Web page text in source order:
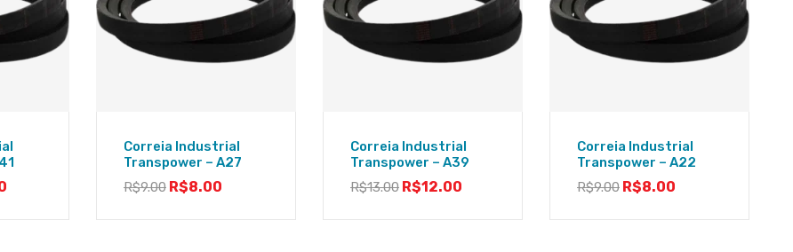
Correia Industrial
Transpower – A27
R$9.00 R$8.00
Correia Industrial
Transpower – A39
R$13.00 R$12.00
Correia Industrial
Transpower – A22
R$9.00 R$8.00